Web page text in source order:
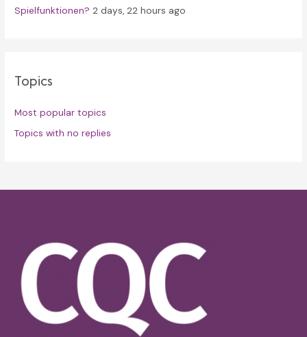
Spielfunktionen? 2 days, 22 hours ago
Topics
Most popular topics
Topics with no replies